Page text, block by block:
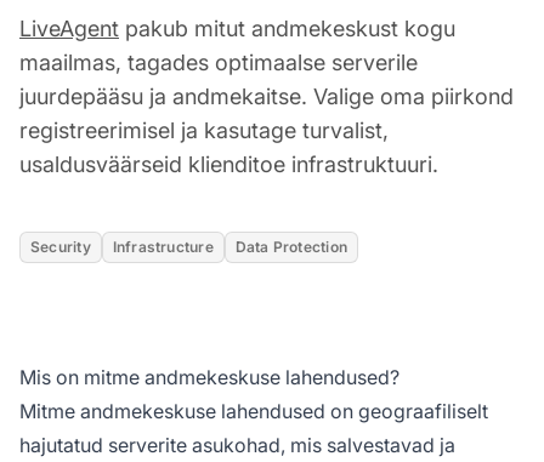
LiveAgent pakub mitut andmekeskust kogu
maailmas, tagades optimaalse serverile
juurdepääsu ja andmekaitse. Valige oma piirkond
registreerimisel ja kasutage turvalist,
usaldusväärseid klienditoe infrastruktuuri.
Security Infrastructure Data Protection
Mis on mitme andmekeskuse lahendused?
Mitme andmekeskuse lahendused on geograafiliselt
hajutatud serverite asukohad, mis salvestavad ja